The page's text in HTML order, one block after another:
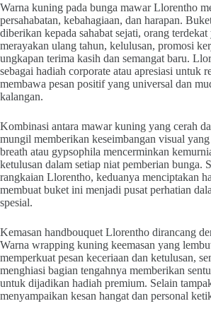
Warna kuning pada bunga mawar Llorentho
persahabatan, kebahagiaan, dan harapan.
diberikan kepada sahabat sejati, orang terdekat
merayakan ulang tahun, kelulusan, promosi
ungkapan terima kasih dan semangat baru.
sebagai hadiah corporate atau apresiasi untuk
membawa pesan positif yang universal dan
kalangan.
Kombinasi antara mawar kuning yang cerah
mungil memberikan keseimbangan visual
breath atau gypsophila mencerminkan
ketulusan dalam setiap niat pemberian bunga.
rangkaian Llorentho, keduanya menciptakan
membuat buket ini menjadi pusat perhatian
spesial.
Kemasan handbouquet Llorentho dirancang
Warna wrapping kuning keemasan yang
memperkuat pesan keceriaan dan ketulusan,
menghiasi bagian tengahnya memberikan
untuk dijadikan hadiah premium. Selain
menyampaikan kesan hangat dan personal